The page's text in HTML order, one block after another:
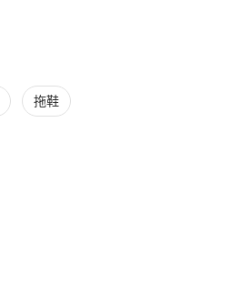
拖鞋